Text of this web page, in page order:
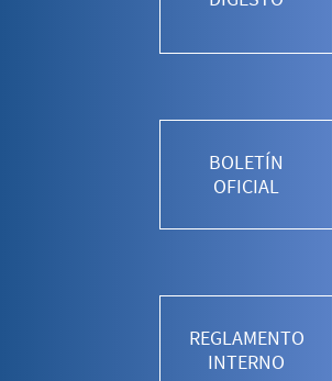
BOLETÍN
OFICIAL
REGLAMENTO
INTERNO